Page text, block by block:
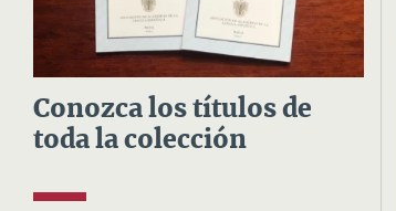
Conozca los títulos de
toda la colección